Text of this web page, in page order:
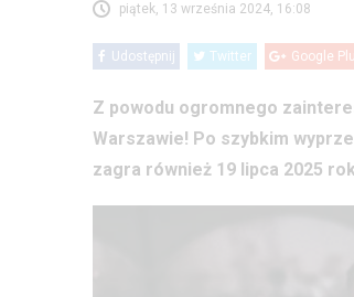
piątek, 13 września 2024, 16:08
Udostępnij Twitter Google
Z powodu ogromnego
Warszawie! Po szybkim
zagra również 19 lipca 2025